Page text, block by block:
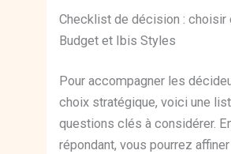
Checklist de décision : choisir
Budget et Ibis Styles
Pour accompagner les
choix stratégique, voici une
questions clés à considérer.
répondant, vous pourrez